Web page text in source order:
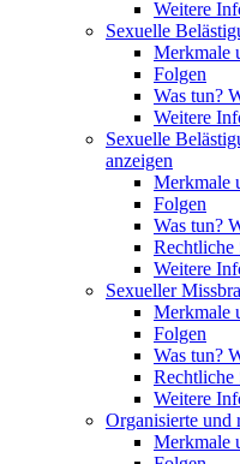
Weitere
Sexuelle
Merkmale
Folgen
Was tun?
Weitere
Sexuelle
anzeigen
Merkmale
Folgen
Was tun?
Rechtliche
Weitere
Sexueller
Merkmale
Folgen
Was tun?
Rechtliche
Weitere
Organisierte und
Merkmale